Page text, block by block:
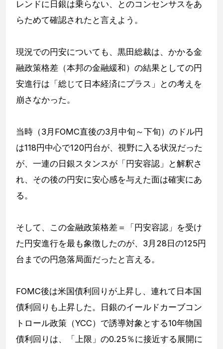
レンドに日銀は乗らない、とのコンセンサスをあ
らためて確認されたと言えよう。
現況での円安についても、黒田総裁は、かかる金
融政策格差（本邦の金融緩和）の結果としての円
安進行は「総じて日本経済にプラス」との考えを
崩さなかった。
当時（3月FOMC直後の3月中旬～下旬）のドル円
は118円中心で120円台が、視野に入る状況だった
が、一連の日銀スタンスが「円安容認」と解釈さ
れ、その後の円安に安心感を与えた面は確実にあ
る。
そして、この金融政策格差＝「円安容認」を受け
た円安進行を最も象徴したのが、3月28日の125円
台までの円急落局面だったと言える。
FOMC後は米国債利回りが上昇し、連れて日本国
債利回りも上昇した。日銀のイールドカーブコン
トロール政策（YCC）で誘導対象とする10年物国
債利回りは、「上限」の0.25％に接近する展開に